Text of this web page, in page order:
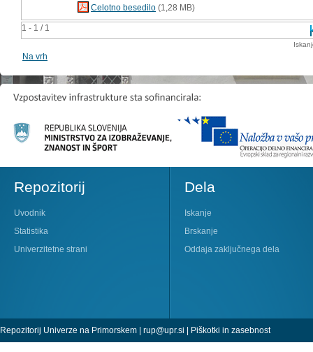
1 - 1 / 1
Celotno besedilo (1,28 MB)
Na vrh
Repozitorij
Uvodnik
Statistika
Univerzitetne strani
Dela
Iskanje
Brskanje
Oddaja zaključnega dela
Repozitorij Univerze na Primorskem | rup@upr.si | Piškotki in zasebnost